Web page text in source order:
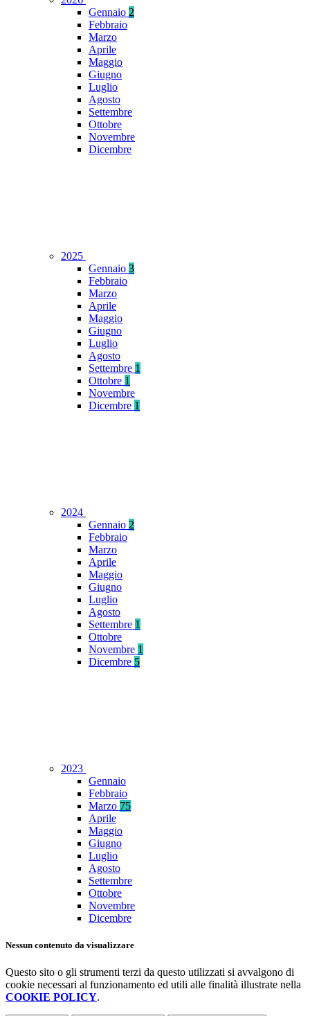
Gennaio 2
Febbraio
Marzo
Aprile
Maggio
Giugno
Luglio
Agosto
Settembre
Ottobre
Novembre
Dicembre
2025
Gennaio 3
Febbraio
Marzo
Aprile
Maggio
Giugno
Luglio
Agosto
Settembre 1
Ottobre 1
Novembre
Dicembre 1
2024
Gennaio 2
Febbraio
Marzo
Aprile
Maggio
Giugno
Luglio
Agosto
Settembre 1
Ottobre
Novembre 1
Dicembre 5
2023
Gennaio
Febbraio
Marzo 75
Aprile
Maggio
Giugno
Luglio
Agosto
Settembre
Ottobre
Novembre
Dicembre
Nessun contenuto da visualizzare
Questo sito o gli strumenti terzi da questo utilizzati si avvalgono di
cookie necessari al funzionamento ed utili alle finalità illustrate nella
COOKIE POLICY.